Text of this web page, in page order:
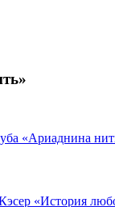
«Ариаднина
«История